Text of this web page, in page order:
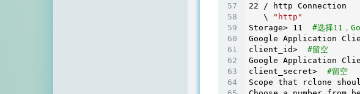
22 / http Connection
   \
"http"
Storage> 11
#选择11，
Google Application
client_id> #留空
Google Application
client_secret> #留空
Scope that rclone